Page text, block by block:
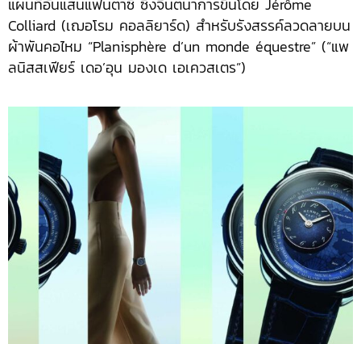
แผนที่อันแสนแฟนตาซี ซึ่งจินตนาการขึ้นโดย Jérôme
Colliard (เฌอโรม คอลลิยาร์ด) สำหรับรังสรรค์ลวดลายบน
ผ้าพันคอไหม “Planisphère d’un monde équestre” (“แพ
ลนิสสเฟียร์ เดอ’อุน มองเด เอเควสเตร”)